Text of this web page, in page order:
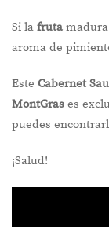
Si la fruta
aroma de
Este Cabernet
MontGras es
puedes
¡Salud!